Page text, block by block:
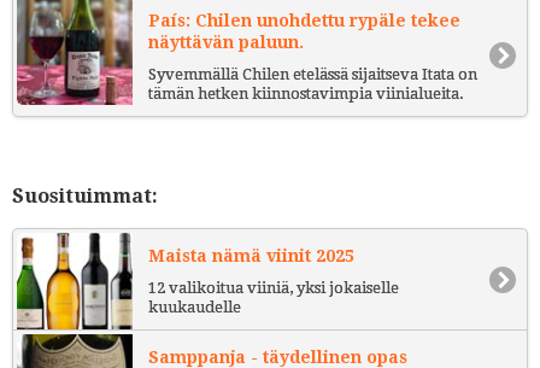
País: Chilen unohdettu rypäle tekee
näyttävän paluun.
Syvemmällä Chilen etelässä sijaitseva Itata on
tämän hetken kiinnostavimpia viinialueita.
Suosituimmat:
Maista nämä viinit 2025
12 valikoitua viiniä, yksi jokaiselle
kuukaudelle
Samppanja - täydellinen opas